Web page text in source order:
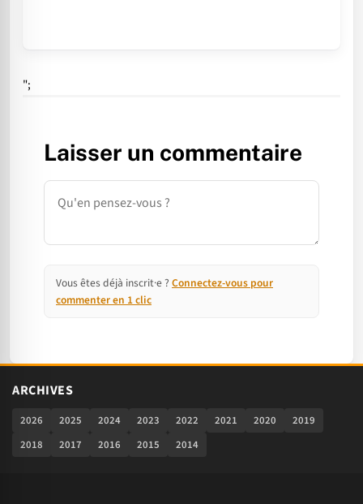
";
Laisser un commentaire
Commentaire
Vous êtes déjà inscrit·e ? Connectez-vous pour
commenter en 1 clic
ARCHIVES
2026 2025 2024 2023 2022 2021 2020
2019
2018
2017 2016 2015 2014